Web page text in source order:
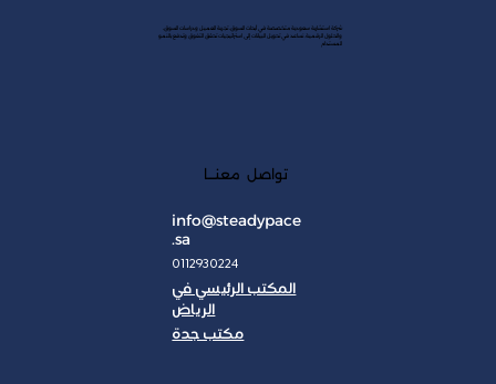
تواصل معنـــا
info@steadypace
.sa
0112930224
المكتب الرئيسي في
الرياض
مكتب جدة
شركة استشارية سعودية متخصصة في أبحاث السوق، تجربة العميل ودراسات السوق،
والحلول الرقمية. نساعد في تحويل البيانات إلى استراتيجيات تحقق التفوق وتدفع بالنمو
المستدام